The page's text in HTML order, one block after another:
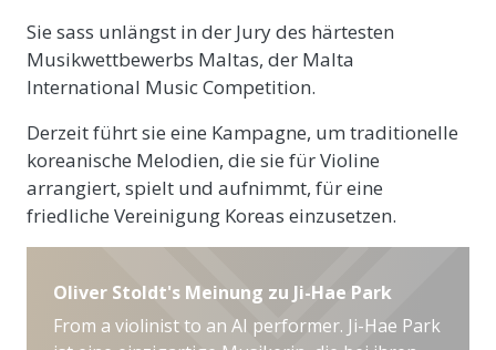
Sie sass unlängst in der Jury des härtesten
Musikwettbewerbs Maltas, der Malta
International Music Competition.
Derzeit führt sie eine Kampagne, um traditionelle
koreanische Melodien, die sie für Violine
arrangiert, spielt und aufnimmt, für eine
friedliche Vereinigung Koreas einzusetzen.
Oliver Stoldt's Meinung zu Ji-Hae Park
From a violinist to an AI performer. Ji-Hae Park